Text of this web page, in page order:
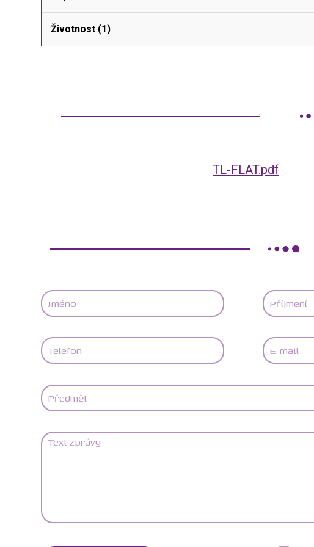
Životnost (1)
TL-FLAT.pdf